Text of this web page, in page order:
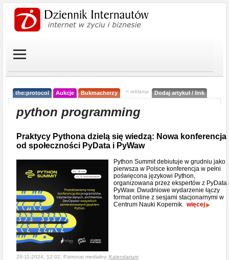
the:protocol Aukcje Bukmacherzy < reklama Dodaj artykuł / link
python programming
Praktycy Pythona dzielą się wiedzą: Nowa konferencja
od społeczności PyData i PyWaw
Python Summit debiutuje w grudniu jako
pierwsza w Polsce konferencja w pełni
poświęcona językowi Python,
organizowana przez ekspertów z PyData
PyWaw. Dwudniowe wydarzenie łączy
format online z sesjami stacjonarnymi w
Centrum Nauki Kopernik. więcej
29-11-2024, 12:02, Patronat medialny, Kalendarium